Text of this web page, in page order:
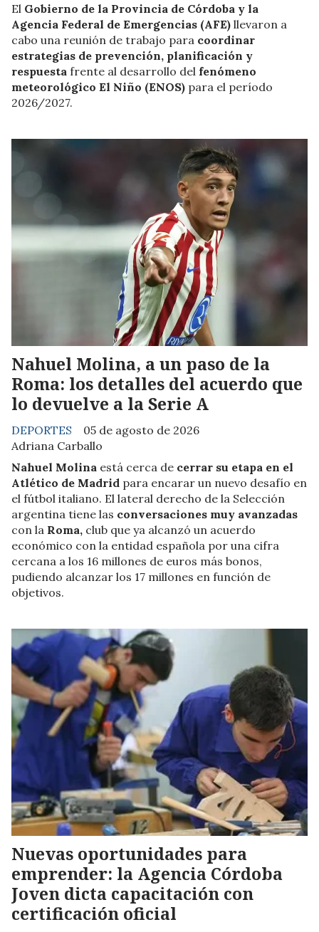
El Gobierno de la Provincia de Córdoba y la
Agencia Federal de Emergencias (AFE) llevaron a
cabo una reunión de trabajo para coordinar
estrategias de prevención, planificación y
respuesta frente al desarrollo del fenómeno
meteorológico El Niño (ENOS) para el período
2026/2027.
Nahuel Molina, a un paso de la
Roma: los detalles del acuerdo que
lo devuelve a la Serie A
Adriana Carballo
DEPORTES 05 de agosto de 2026
Nahuel Molina está cerca de cerrar su etapa en el
Atlético de Madrid para encarar un nuevo desafío en
el fútbol italiano. El lateral derecho de la Selección
argentina tiene las conversaciones muy avanzadas
con la Roma, club que ya alcanzó un acuerdo
económico con la entidad española por una cifra
cercana a los 16 millones de euros más bonos,
pudiendo alcanzar los 17 millones en función de
objetivos.
Nuevas oportunidades para
emprender: la Agencia Córdoba
Joven dicta capacitación con
certificación oficial